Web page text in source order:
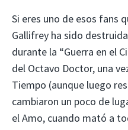
Si eres uno de esos fans
Gallifrey ha sido
durante la “Guerra en el
del Octavo Doctor, una
Tiempo (aunque luego
cambiaron un poco de
el Amo, cuando mató a